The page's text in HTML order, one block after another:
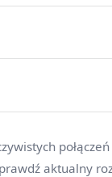
aktualny